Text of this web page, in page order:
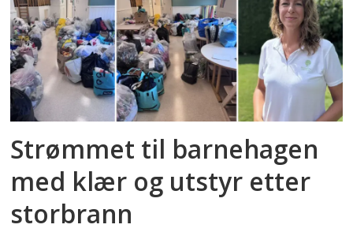
Strømmet til barnehagen
med klær og utstyr etter
storbrann